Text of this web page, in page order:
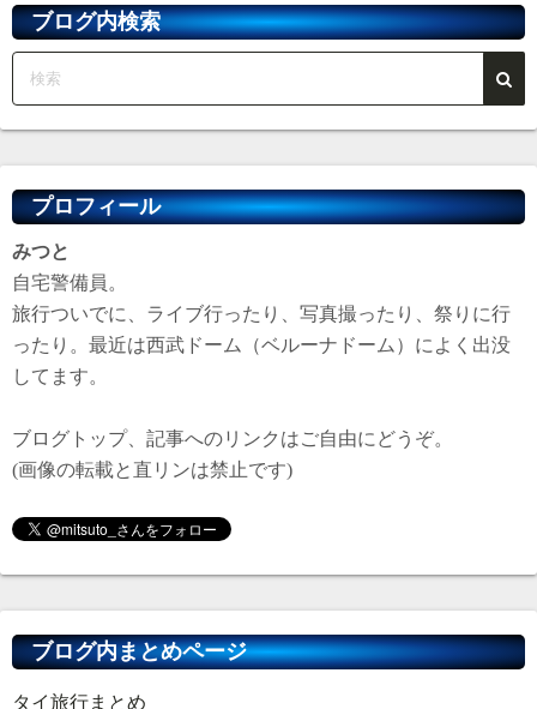
ブブログ内検索
プロフィール
みつと
自宅警備員。
旅行ついでに、ライブ行ったり、写真撮ったり、祭りに行
ったり。最近は西武ドーム（ベルーナドーム）によく出没
してます。
ブログトップ、記事へのリンクはご自由にどうぞ。
(画像の転載と直リンは禁止です)
ブログ内まとめページ
タイ旅行まとめ